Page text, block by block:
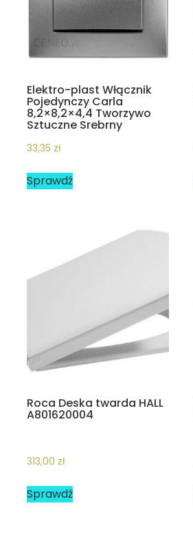
Elektro-plast Włącznik
Pojedynczy Carla
8,2×8,2×4,4 Tworzywo
Sztuczne Srebrny
33,35 zł
Sprawdź
Roca Deska twarda HALL
A801620004
313,00 zł
Sprawdź